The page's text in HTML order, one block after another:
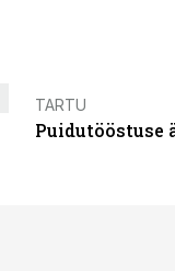
TARTU
Puidutööstuse